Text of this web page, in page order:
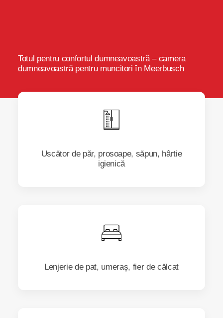
Totul pentru confortul dumneavoastră – camera
dumneavoastră pentru muncitori în Meerbusch
Uscător de păr, prosoape, săpun, hârtie
igienică
Lenjerie de pat, umeraș, fier de călcat